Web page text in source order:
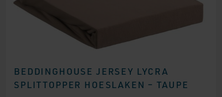
BEDDINGHOUSE JERSEY LYCRA
SPLITTOPPER HOESLAKEN – TAUPE